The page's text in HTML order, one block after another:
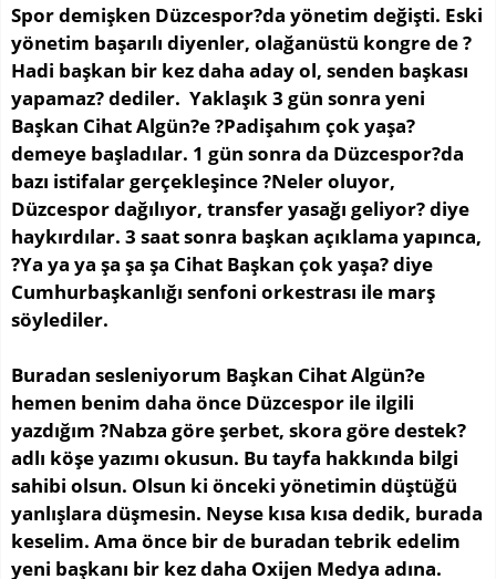
Spor demişken Düzcespor?da yönetim değişti. Eski
yönetim başarılı diyenler, olağanüstü kongre de ?
Hadi başkan bir kez daha aday ol, senden başkası
yapamaz? dediler. Yaklaşık 3 gün sonra yeni
Başkan Cihat Algün?e ?Padişahım çok yaşa?
demeye başladılar. 1 gün sonra da Düzcespor?da
bazı istifalar gerçekleşince ?Neler oluyor,
Düzcespor dağılıyor, transfer yasağı geliyor? diye
haykırdılar. 3 saat sonra başkan açıklama yapınca,
?Ya ya ya şa şa şa Cihat Başkan çok yaşa? diye
Cumhurbaşkanlığı senfoni orkestrası ile marş
söylediler.
Buradan sesleniyorum Başkan Cihat Algün?e
hemen benim daha önce Düzcespor ile ilgili
yazdığım ?Nabza göre şerbet, skora göre destek?
adlı köşe yazımı okusun. Bu tayfa hakkında bilgi
sahibi olsun. Olsun ki önceki yönetimin düştüğü
yanlışlara düşmesin. Neyse kısa kısa dedik, burada
keselim. Ama önce bir de buradan tebrik edelim
yeni başkanı bir kez daha Oxijen Medya adına.